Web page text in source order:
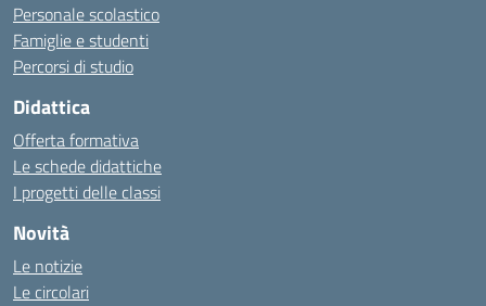
Personale scolastico
Famiglie e studenti
Percorsi di studio
Didattica
Offerta formativa
Le schede didattiche
I progetti delle classi
Novità
Le notizie
Le circolari